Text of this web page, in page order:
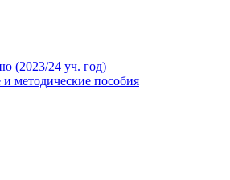
(2023/24 уч. год)
методические пособия